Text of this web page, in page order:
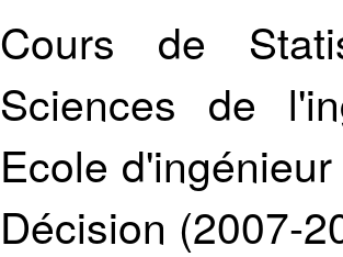
Cours de
Sciences de
Ecole
Décision (2007-